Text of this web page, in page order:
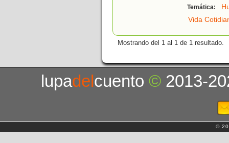
Temática:
Vida
Mostrando del 1 al 1 de 1 resultado.
lupadelcuento© 2013-
©